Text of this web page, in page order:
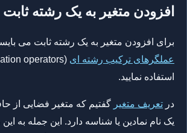
افزودن متغیر به یک رشته ثابت
برای افزودن متغیر به یک رشته ثابت می
عملگرهای ترکیب رشته ای
استفاده نمایید.
در تعریف متغیر گفتیم که متغیر فضایی از
یک نام نمادین یا شناسه دارد. این جمله به